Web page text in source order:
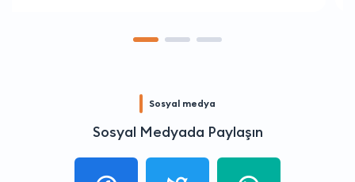
Sosyal medya
Sosyal Medyada Paylaşın